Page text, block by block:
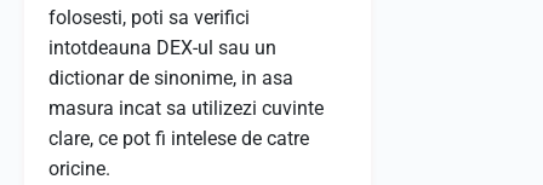
folosesti, poti sa verifici
intotdeauna DEX-ul sau un
dictionar de sinonime, in asa
masura incat sa utilizezi cuvinte
clare, ce pot fi intelese de catre
oricine.